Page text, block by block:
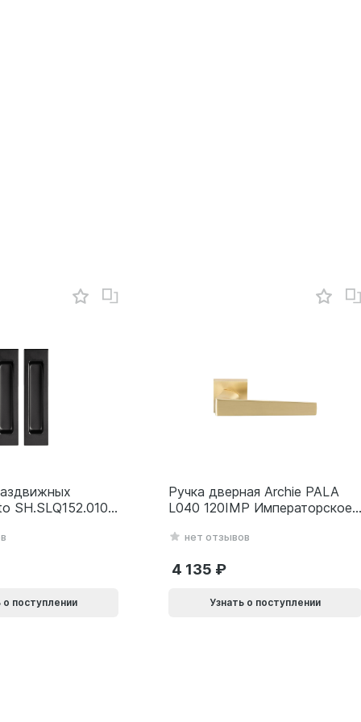
SH.SLQ152.010
о поступлении
Ручка дверная Archie PALA
L040 120IMP Императорское
нет отзывов
4 135
Узнать о поступлении